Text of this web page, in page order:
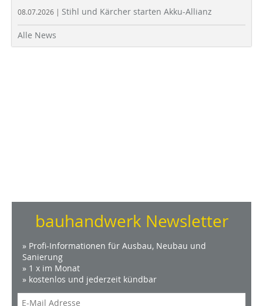
08.07.2026 | Stihl und Kärcher starten Akku-Allianz
Alle News
bauhandwerk Newsletter
» Profi-Informationen für Ausbau, Neubau und
Sanierung
» 1 x im Monat
» kostenlos und jederzeit kündbar